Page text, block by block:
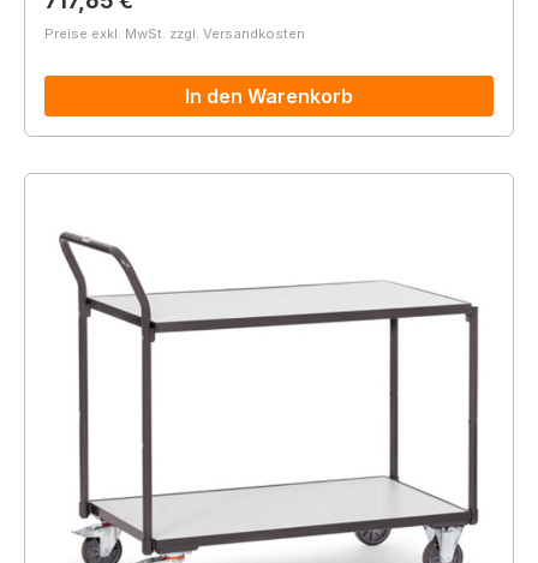
Preise exkl. MwSt. zzgl. Versandkosten
In den Warenkorb